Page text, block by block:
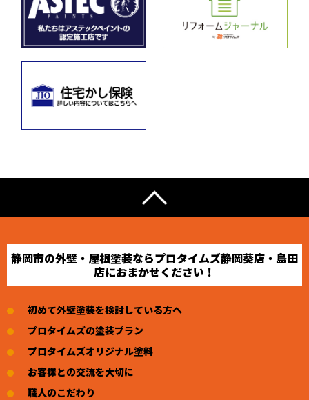
静岡市の外壁・屋根塗装ならプロタイムズ静岡葵店・島田
店におまかせください！
初めて外壁塗装を検討している方へ
プロタイムズの塗装プラン
プロタイムズオリジナル塗料
お客様との交流を大切に
職人のこだわり